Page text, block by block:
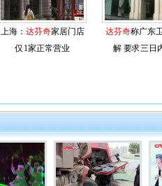
上海： 达芬奇家居门店
仅1家正常营业
达芬奇称广东
解 要求三日